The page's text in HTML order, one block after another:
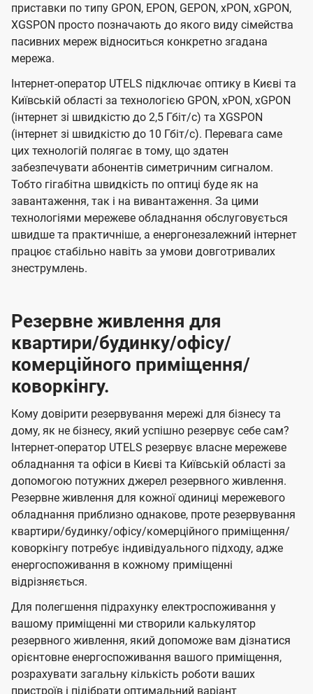
приставки по типу GPON, EPON, GEPON, xPON, xGPON,
XGSPON просто позначають до якого виду сімейства
пасивних мереж відноситься конкретно згадана
мережа.
Інтернет-оператор UTELS підключає оптику в Києві та
Київській області за технологією GPON, xPON, xGPON
(інтернет зі швидкістю до 2,5 Гбіт/с) та XGSPON
(інтернет зі швидкістю до 10 Гбіт/с). Перевага саме
цих технологій полягає в тому, що здатен
забезпечувати абонентів симетричним сигналом.
Тобто гігабітна швидкість по оптиці буде як на
завантаження, так і на вивантаження. За цими
технологіями мережеве обладнання обслуговується
швидше та практичніше, а енергонезалежний інтернет
працює стабільно навіть за умови довготривалих
знеструмлень.
Резервне живлення для
квартири/будинку/офісу/
комерційного приміщення/
коворкінгу.
Кому довірити резервування мережі для бізнесу та
дому, як не бізнесу, який успішно резервує себе сам?
Інтернет-оператор UTELS резервує власне мережеве
обладнання та офіси в Києві та Київській області за
допомогою потужних джерел резервного живлення.
Резервне живлення для кожної одиниці мережевого
обладнання приблизно однакове, проте резервування
квартири/будинку/офісу/комерційного приміщення/
коворкінгу потребує індивідуального підходу, адже
енергоспоживання в кожному приміщенні
відрізняється.
Для полегшення підрахунку електроспоживання у
вашому приміщенні ми створили калькулятор
резервного живлення, який допоможе вам дізнатися
орієнтовне енергоспоживання вашого приміщення,
розрахувати загальну кількість роботи ваших
пристроїв і підібрати оптимальний варіант